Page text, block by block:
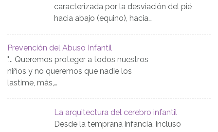
caracterizada por la desviación del pié
hacia abajo (equino), hacia…
Prevención del Abuso Infantil
"... Queremos proteger a todos nuestros
niños y no queremos que nadie los
lastime, más,…
La arquitectura del cerebro infantil
Desde la temprana infancia, incluso